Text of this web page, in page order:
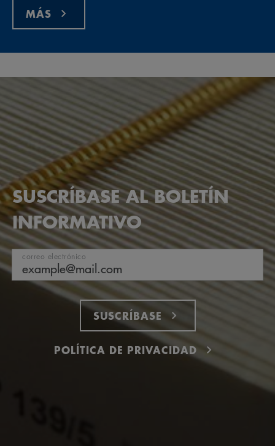
MÁS
SUSCRÍBASE AL BOLETÍN
INFORMATIVO
correo electrónico
SUSCRÍBASE
POLÍTICA DE PRIVACIDAD